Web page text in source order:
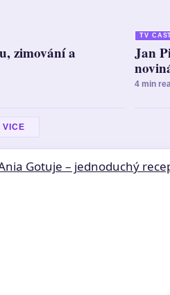
zimování a
TV
Jan
4 min
VICE